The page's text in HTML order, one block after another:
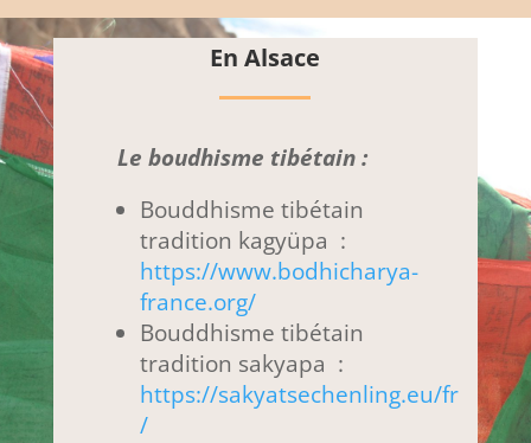
En Alsace
Le boudhisme tibétain :
Bouddhisme tibétain
tradition kagyüpa :
https://www.bodhicharya-
france.org/
Bouddhisme tibétain
tradition sakyapa :
https://sakyatsechenling.eu/fr
/